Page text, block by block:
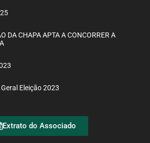
DA CHAPA APTA A CONCORRER A
Eleição 2023
Extrato do Associado